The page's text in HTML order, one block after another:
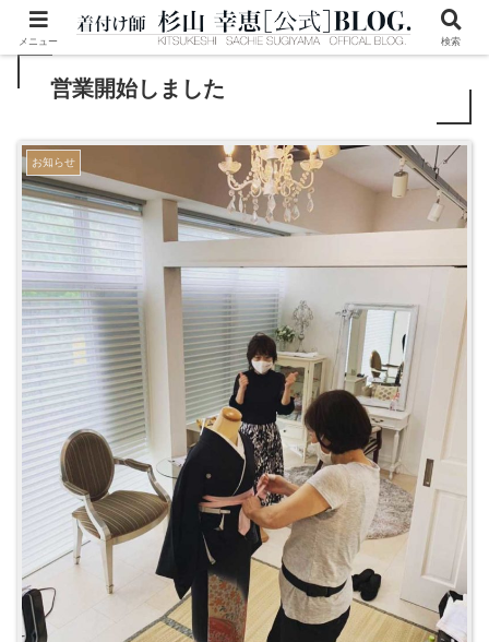
営業開始しました
お知らせ
メニュー 検索